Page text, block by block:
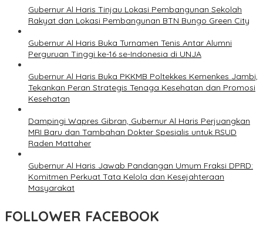
Gubernur Al Haris Tinjau Lokasi Pembangunan Sekolah
Rakyat dan Lokasi Pembangunan BTN Bungo Green City
Gubernur Al Haris Buka Turnamen Tenis Antar Alumni
Perguruan Tinggi ke-16 se-Indonesia di UNJA
Gubernur Al Haris Buka PKKMB Poltekkes Kemenkes Jambi,
Tekankan Peran Strategis Tenaga Kesehatan dan Promosi
Kesehatan
Dampingi Wapres Gibran, Gubernur Al Haris Perjuangkan
MRI Baru dan Tambahan Dokter Spesialis untuk RSUD
Raden Mattaher
Gubernur Al Haris Jawab Pandangan Umum Fraksi DPRD:
Komitmen Perkuat Tata Kelola dan Kesejahteraan
Masyarakat
FOLLOWER FACEBOOK